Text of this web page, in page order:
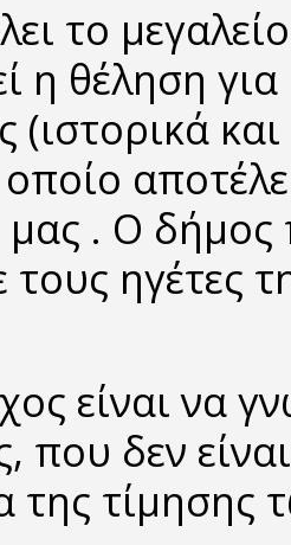
το
η θέληση
(ιστορικά
. Ο δήμος
ηγέτες
είναι να
που δεν
της τίμησης